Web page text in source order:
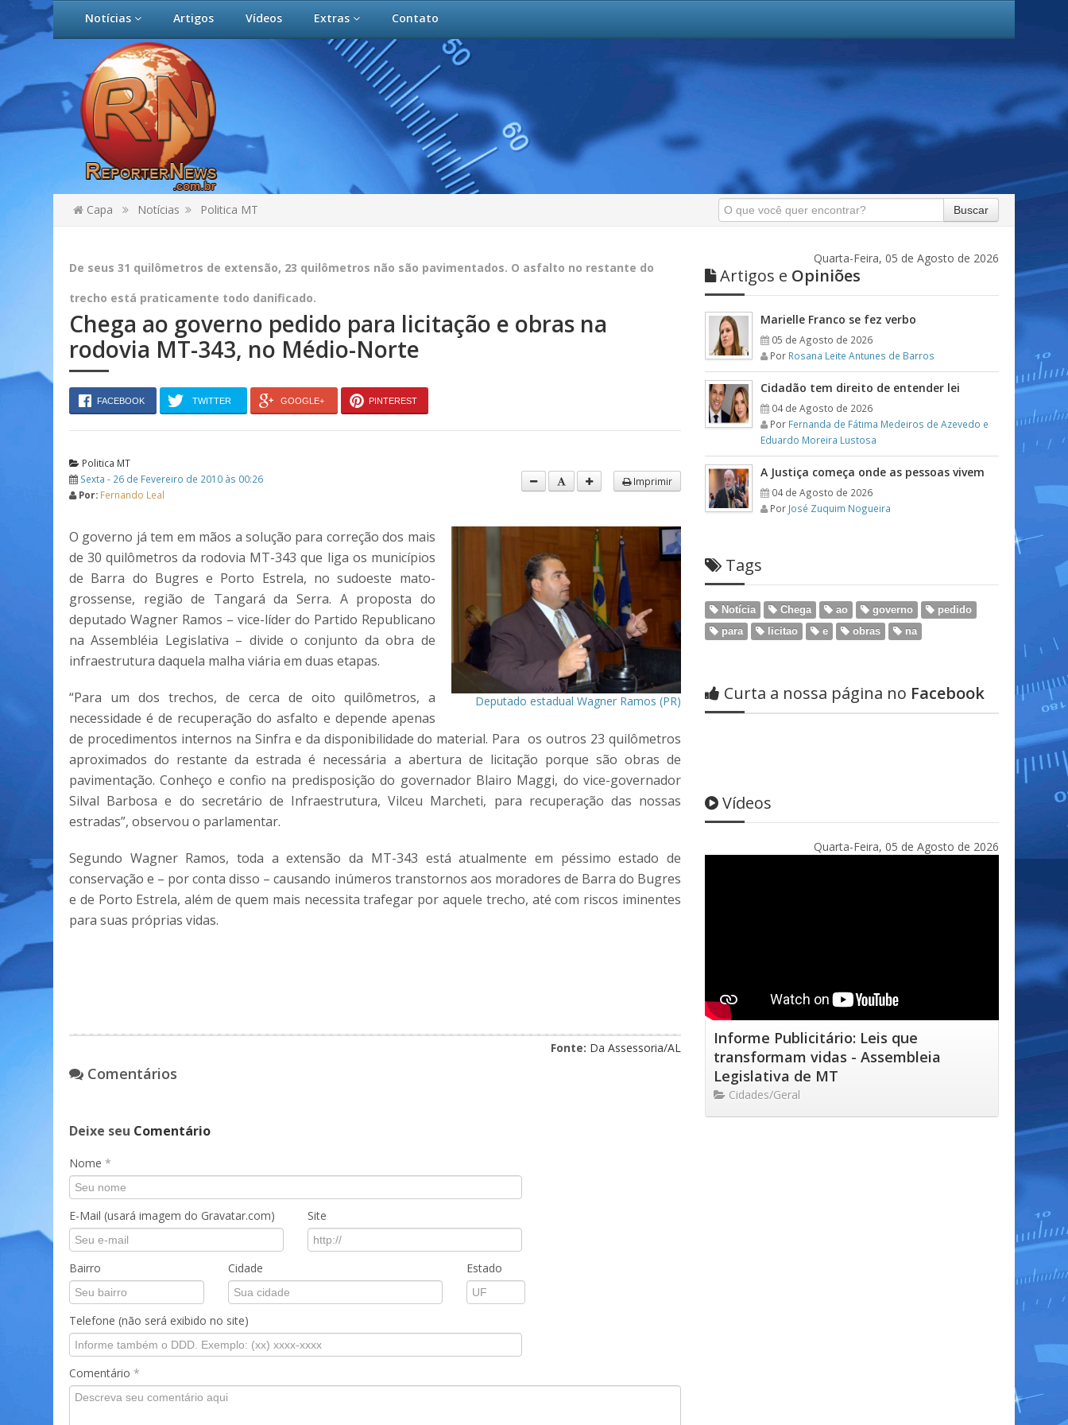
Notícias Artigos Vídeos Extras Contato
Capa Notícias Politica MT Buscar
De seus 31 quilômetros de extensão, 23 quilômetros não são pavimentados. O asfalto no restante do
trecho está praticamente todo danificado.
Chega ao governo pedido para licitação e obras na
rodovia MT-343, no Médio-Norte
FACEBOOK TWITTER GOOGLE+ PINTEREST
Politica MT
Sexta - 26 de Fevereiro de 2010 às 00:26
Por: Fernando Leal
Imprimir
Deputado estadual Wagner Ramos (PR)
O governo já tem em mãos a solução para correção dos mais
de 30 quilômetros da rodovia MT-343 que liga os municípios
de Barra do Bugres e Porto Estrela, no sudoeste mato-
grossense, região de Tangará da Serra. A proposta do
deputado Wagner Ramos – vice-líder do Partido Republicano
na Assembléia Legislativa – divide o conjunto da obra de
infraestrutura daquela malha viária em duas etapas.
“Para um dos trechos, de cerca de oito quilômetros, a
necessidade é de recuperação do asfalto e depende apenas
de procedimentos internos na Sinfra e da disponibilidade do material. Para os outros 23 quilômetros
aproximados do restante da estrada é necessária a abertura de licitação porque são obras de
pavimentação. Conheço e confio na predisposição do governador Blairo Maggi, do vice-governador
Silval Barbosa e do secretário de Infraestrutura, Vilceu Marcheti, para recuperação das nossas
estradas”, observou o parlamentar.
Segundo Wagner Ramos, toda a extensão da MT-343 está atualmente em péssimo estado de
conservação e – por conta disso – causando inúmeros transtornos aos moradores de Barra do Bugres
e de Porto Estrela, além de quem mais necessita trafegar por aquele trecho, até com riscos iminentes
para suas próprias vidas.
Fonte: Da Assessoria/AL
Comentários
Deixe seu Comentário
Nome *
E-Mail (usará imagem do Gravatar.com) Site
Bairro Cidade Estado
Telefone (não será exibido no site)
Comentário *
Quarta-Feira, 05 de Agosto de 2026
Artigos e Opiniões
Marielle Franco se fez verbo
05 de Agosto de 2026
Por Rosana Leite Antunes de Barros
Cidadão tem direito de entender lei
04 de Agosto de 2026
Por Fernanda de Fátima Medeiros de Azevedo e
Eduardo Moreira Lustosa
A Justiça começa onde as pessoas vivem
04 de Agosto de 2026
Por José Zuquim Nogueira
Tags
Notícia Chega ao governo
pedido
para
licitao e obras na
Curta a nossa página no Facebook
Vídeos
Quarta-Feira, 05 de Agosto de 2026
Informe Publicitário: Leis que
transformam vidas - Assembleia
Legislativa de MT
Cidades/Geral